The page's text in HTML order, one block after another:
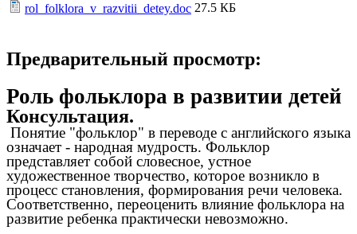
rol_folklora_v_razvitii_detey.doc 27.5 КБ
Предварительный просмотр:
Роль фольклора в развитии детей
Консультация.
Понятие "фольклор" в переводе с английского языка
означает - народная мудрость. Фольклор
представляет собой словесное, устное
художественное творчество, которое возникло в
процесс становления, формирования речи человека.
Соответственно, переоценить влияние фольклора на
развитие ребенка практически невозможно.